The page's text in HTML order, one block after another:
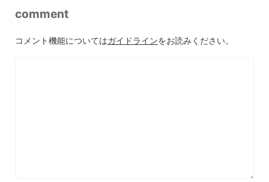
comment
コメント機能についてはガイドラインをお読みください。